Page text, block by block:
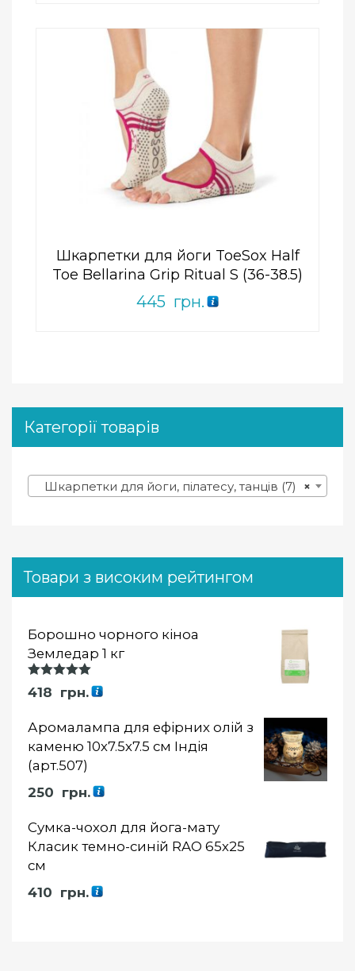
Шкарпетки для йоги ToeSox Half
Toe Bellarina Grip Ritual S (36-38.5)
445 грн.
ПРИДБАТИ
Add to Wishlist
Категорії товарів
×
Шкарпетки для йоги, пілатесу, танців (7)
Товари з високим рейтингом
Борошно чорного кіноа
Земледар 1 кг
Оцінка
5.00із 5
418 грн.
Аромалампа для ефірних олій з
каменю 10х7.5х7.5 см Індія
(арт.507)
250 грн.
Сумка-чохол для йога-мату
Класик темно-синій RAO 65х25
см
410 грн.